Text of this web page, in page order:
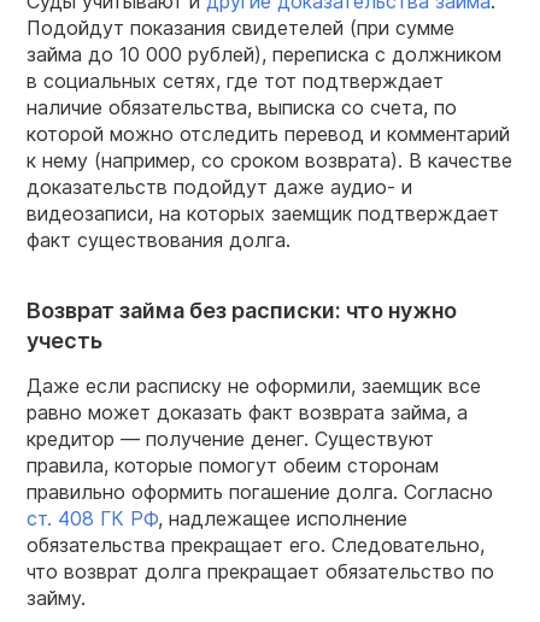
Подойдут показания свидетелей (при сумме
займа до 10 000 рублей), переписка с должником
в социальных сетях, где тот подтверждает
наличие обязательства, выписка со счета, по
которой можно отследить перевод и комментарий
к нему (например, со сроком возврата). В качестве
доказательств подойдут даже аудио- и
видеозаписи, на которых заемщик подтверждает
факт существования долга.
Возврат займа без расписки: что нужно
учесть
Даже если расписку не оформили, заемщик все
равно может доказать факт возврата займа, а
кредитор — получение денег. Существуют
правила, которые помогут обеим сторонам
правильно оформить погашение долга. Согласно
ст. 408 ГК РФ, надлежащее исполнение
обязательства прекращает его. Следовательно,
что возврат долга прекращает обязательство по
займу.